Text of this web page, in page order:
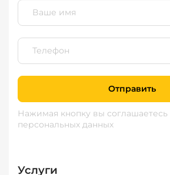
Отправить
Нажимая кнопку вы соглашаетесь
персональных данных
Услуги